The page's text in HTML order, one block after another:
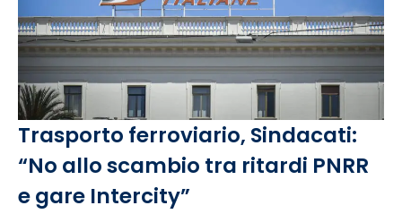
Trasporto ferroviario, Sindacati:
“No allo scambio tra ritardi PNRR
e gare Intercity”